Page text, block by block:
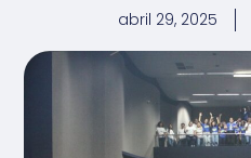
abril 29, 2025